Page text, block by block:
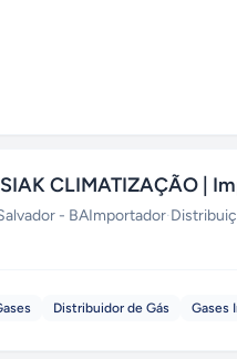
CLIMATIZAÇÃO |
- BAImportador·
Distribuidor de Gás Gases